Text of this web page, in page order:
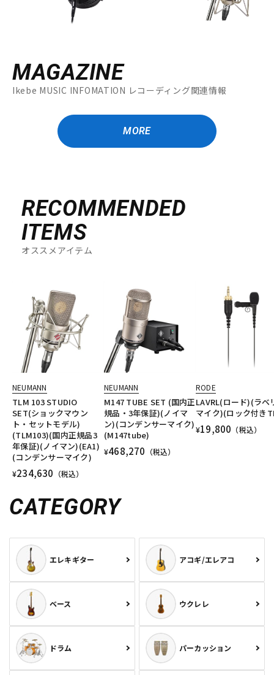
MAGAZINE
Ikebe MUSIC INFOMATION レコーディング関連情報
MORE
RECOMMENDED
ITEMS
オススメアイテム
NEUMANN
TLM 103 STUDIO
SET(ショックマウン
ト・セットモデル)
(TLM103)(国内正規品3
年保証)(ノイマン)(EA1)
(コンデンサーマイク)
¥234,630 （税込）
NEUMANN
M147 TUBE SET (国内正
規品・3年保証)(ノイマ
ン)(コンデンサーマイク)
(M147tube)
¥468,270 （税込）
RODE
LAVRL(ロード)(ラベ
マイク)(ロック付き
¥19,800 （税込）
CATEGORY
エレキギター アコギ/エレアコ
ベース ウクレレ
ドラム パーカッション